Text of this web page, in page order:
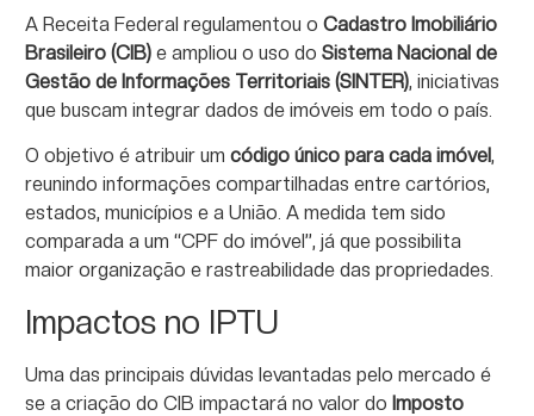
A Receita Federal regulamentou o Cadastro Imobiliário
Brasileiro (CIB) e ampliou o uso do Sistema Nacional de
Gestão de Informações Territoriais (SINTER), iniciativas
que buscam integrar dados de imóveis em todo o país.
O objetivo é atribuir um código único para cada imóvel,
reunindo informações compartilhadas entre cartórios,
estados, municípios e a União. A medida tem sido
comparada a um “CPF do imóvel”, já que possibilita
maior organização e rastreabilidade das propriedades.
Impactos no IPTU
Uma das principais dúvidas levantadas pelo mercado é
se a criação do CIB impactará no valor do Imposto